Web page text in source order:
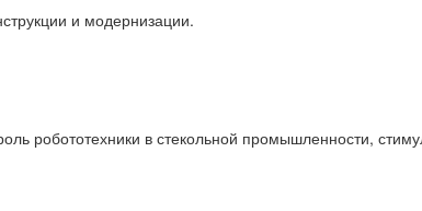
и модернизации.
робототехники в стекольной промышленности,